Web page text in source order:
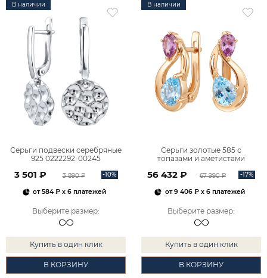
В наличии
Серьги подвески серебряные
925 0222292-00245
3 501 ₽ 3 890 ₽ -10%
от584 ₽ x 6 платежей
Выберите размер:
Купить в один клик
В КОРЗИНУ
В наличии
Серьги золотые 585 с
топазами и аметистами
56 432 ₽ 67 990 ₽ -17%
от9 406 ₽x 6 платежей
Выберите размер:
Купить в один клик
В КОРЗИНУ